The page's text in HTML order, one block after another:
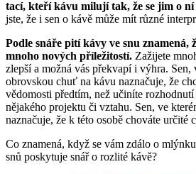
tací, kteří kávu milují tak, že se jim o ní
jste, že i sen o kávě může mít různé
Podle snáře pití kávy ve snu znamená,
mnoho nových příležitostí. Zažijete
zlepší a možná vás překvapí i výhra. Sen,
obrovskou chuť na kávu naznačuje, že
vědomosti předtím, než učiníte rozhodnutí
nějakého projektu či vztahu. Sen, ve
naznačuje, že k této osobě chováte určité
Co znamená, když se vám zdálo o
snů poskytuje snář o rozlité kávě?